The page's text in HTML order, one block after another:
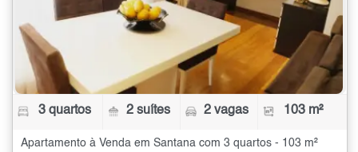
3 quartos 2 suítes 2 vagas 103 m²
Apartamento à Venda em Santana com 3 quartos - 103 m²